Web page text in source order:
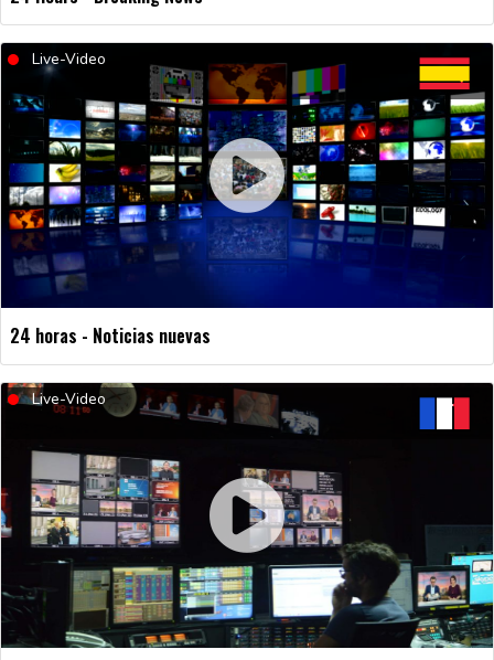
Live-Video
24 horas - Noticias nuevas
Live-Video